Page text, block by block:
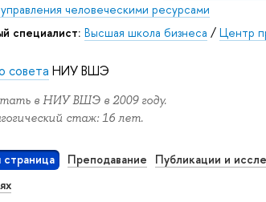
человеческими ресурсами
специалист: Высшая школа бизнеса /Центр
совета НИУ ВШЭ
в НИУ ВШЭ в 2009 году.
стаж: 16 лет.
Преподавание Публикации и